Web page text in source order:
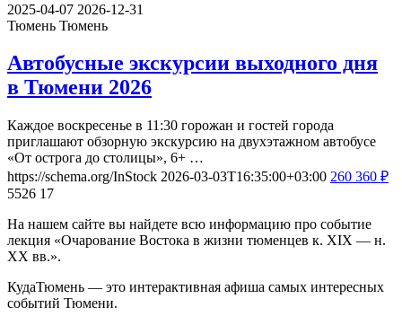
2025-04-07 2026-12-31
Тюмень Тюмень
Автобусные экскурсии выходного дня
в Тюмени 2026
Каждое воскресенье в 11:30 горожан и гостей города
приглашают обзорную экскурсию на двухэтажном автобусе
«От острога до столицы», 6+ …
https://schema.org/InStock 2026-03-03T16:35:00+03:00 260 360 ₽
5526 17
На нашем сайте вы найдете всю информацию про событие
лекция «Очарование Востока в жизни тюменцев к. XIX — н.
XX вв.».
КудаТюмень — это интерактивная афиша самых интересных
событий Тюмени.